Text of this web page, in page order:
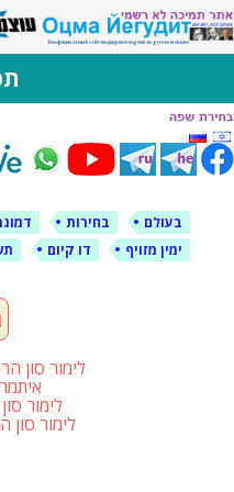
לימין
אתר תמיכה ברוסית ובעברית
דילוג
לתוכן
בעולם בחירות
ימין מזויף
דו קיום
לימור סון
לימור
לימור סון